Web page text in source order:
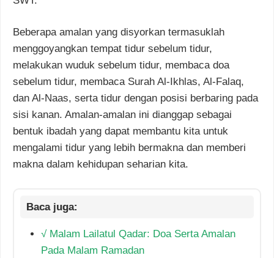
Beberapa amalan yang disyorkan termasuklah
menggoyangkan tempat tidur sebelum tidur,
melakukan wuduk sebelum tidur, membaca doa
sebelum tidur, membaca Surah Al-Ikhlas, Al-Falaq,
dan Al-Naas, serta tidur dengan posisi berbaring pada
sisi kanan. Amalan-amalan ini dianggap sebagai
bentuk ibadah yang dapat membantu kita untuk
mengalami tidur yang lebih bermakna dan memberi
makna dalam kehidupan seharian kita.
√ Malam Lailatul Qadar: Doa Serta Amalan
Pada Malam Ramadan